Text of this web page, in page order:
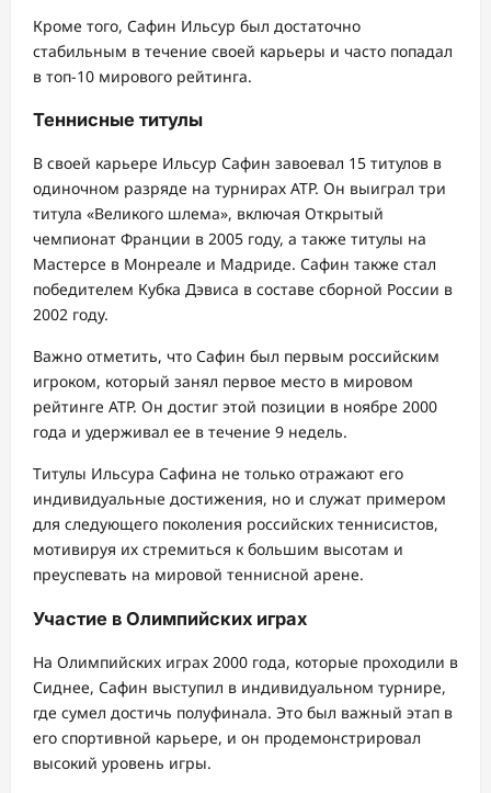
Кроме того, Сафин Ильсур был достаточно
стабильным в течение своей карьеры и часто попадал
в топ-10 мирового рейтинга.
Теннисные титулы
В своей карьере Ильсур Сафин завоевал 15 титулов в
одиночном разряде на турнирах ATP. Он выиграл три
титула «Великого шлема», включая Открытый
чемпионат Франции в 2005 году, а также титулы на
Мастерсе в Монреале и Мадриде. Сафин также стал
победителем Кубка Дэвиса в составе сборной России в
2002 году.
Важно отметить, что Сафин был первым российским
игроком, который занял первое место в мировом
рейтинге ATP. Он достиг этой позиции в ноябре 2000
года и удерживал ее в течение 9 недель.
Титулы Ильсура Сафина не только отражают его
индивидуальные достижения, но и служат примером
для следующего поколения российских теннисистов,
мотивируя их стремиться к большим высотам и
преуспевать на мировой теннисной арене.
Участие в Олимпийских играх
На Олимпийских играх 2000 года, которые проходили в
Сиднее, Сафин выступил в индивидуальном турнире,
где сумел достичь полуфинала. Это был важный этап в
его спортивной карьере, и он продемонстрировал
высокий уровень игры.